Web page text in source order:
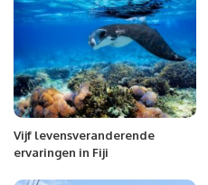
Vijf levensveranderende
ervaringen in Fiji